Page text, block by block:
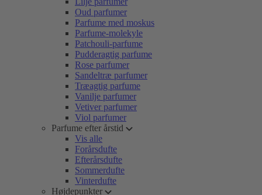
Oud parfumer
Parfume med moskus
Parfume-molekyle
Patchouli-parfume
Pudderagtig parfume
Rose parfumer
Sandeltræ parfumer
Træagtig parfume
Vanilje parfumer
Vetiver parfumer
Viol parfumer
Parfume efter årstid
Vis alle
Forårsdufte
Efterårsdufte
Sommerdufte
Vinterdufte
Højdepunkter